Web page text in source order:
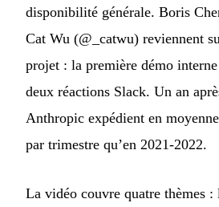
disponibilité générale. Boris
Cat Wu (@_catwu) reviennent
projet : la première démo
deux réactions Slack. Un an
Anthropic expédient en
par trimestre qu’en 2021-2022.
La vidéo couvre quatre thèmes